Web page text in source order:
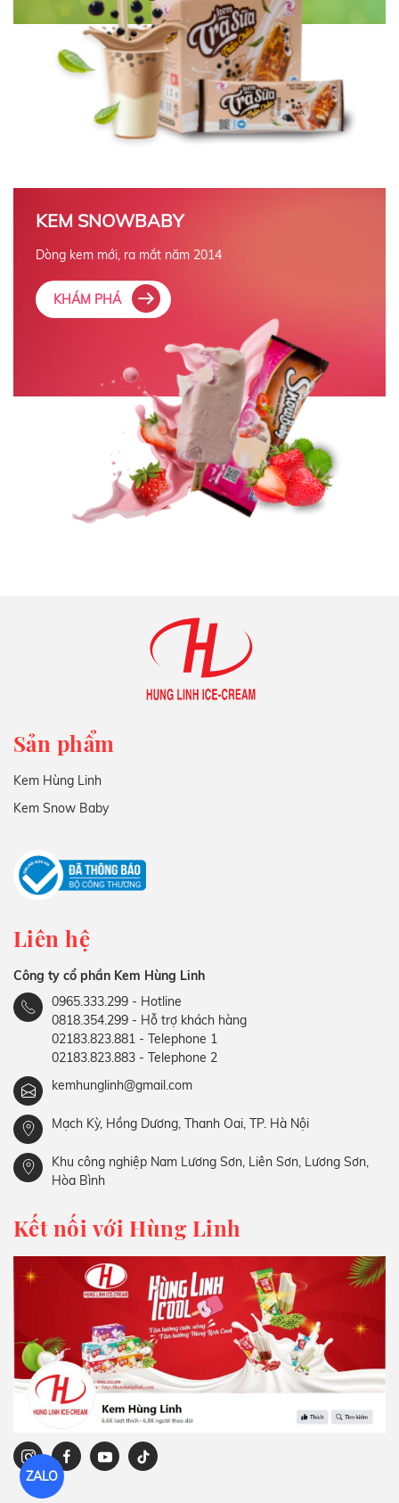
KEM SNOWBABY
Dòng kem mới, ra mắt năm 2014
KHÁM PHÁ
Sản phẩm
Kem Hùng Linh
Kem Snow Baby
Liên hệ
Công ty cổ phần Kem Hùng Linh
0965.333.299 - Hotline
0818.354.299 - Hỗ trợ khách hàng
02183.823.881 - Telephone 1
02183.823.883 - Telephone 2
kemhunglinh@gmail.com
Mạch Kỳ, Hồng Dương, Thanh Oai, TP. Hà Nội
Khu công nghiệp Nam Lương Sơn, Liên Sơn, Lương Sơn,
Hòa Bình
Kết nối với Hùng Linh
ZALO